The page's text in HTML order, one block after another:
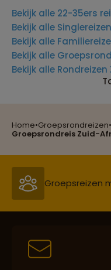
Home•Groepsrondreizen•
Groepsrondreis Zuid-
Bekijk alle 22-35ers
Bekijk alle
Bekijk alle
Bekijk alle
Bekijk alleReizen met
Groepsreizen
Persoonlijk en
Best